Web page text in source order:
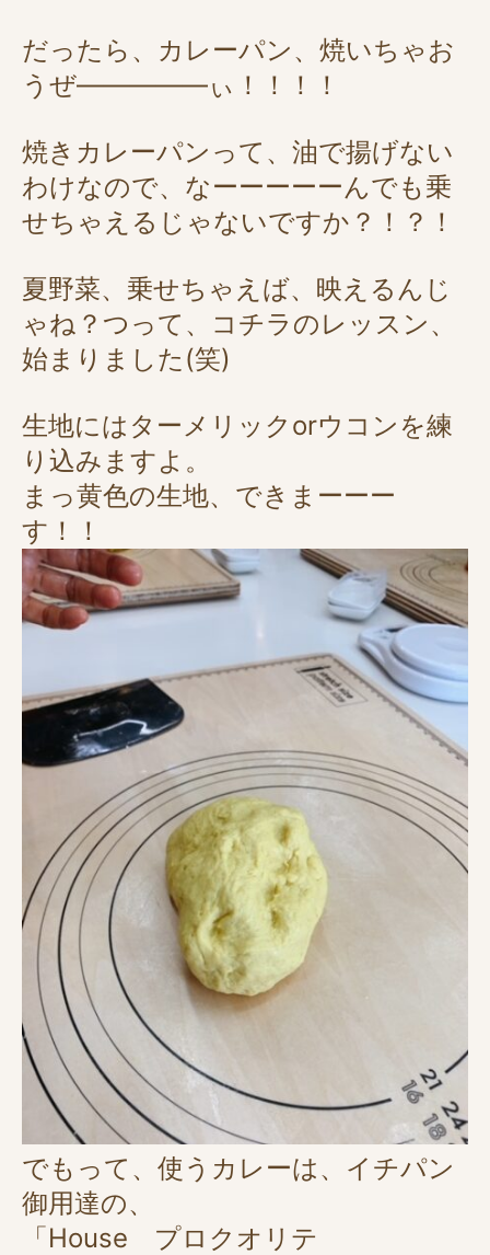
だったら、カレーパン、焼いちゃお
うぜ―――――ぃ！！！！
焼きカレーパンって、油で揚げない
わけなので、なーーーーーんでも乗
せちゃえるじゃないですか？！？！
夏野菜、乗せちゃえば、映えるんじ
ゃね？つって、コチラのレッスン、
始まりました(笑)
生地にはターメリックorウコンを練
り込みますよ。
まっ黄色の生地、できまーーー
す！！
でもって、使うカレーは、イチパン
御用達の、
「House プロクオリテ